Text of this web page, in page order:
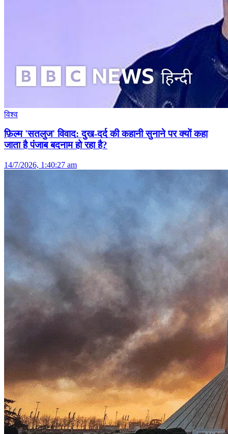
विश्व
फ़िल्म 'सतलुज' विवाद: दुख-दर्द की कहानी सुनाने पर क्यों कहा
जाता है पंजाब बदनाम हो रहा है?
14/7/2026, 1:40:27 am